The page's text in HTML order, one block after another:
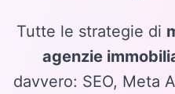
Tutte le strategie di
agenzie
davvero: SEO, Meta